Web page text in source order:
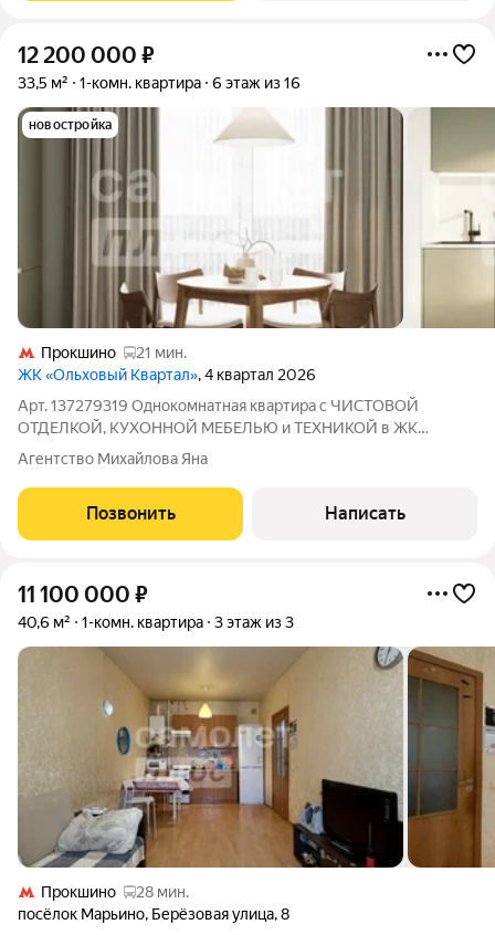
12 200 000 ₽
33,5 м² 1-комн. квартира 6 этаж из 16
новостройка
Прокшино
21 мин.
ЖК «Ольховый Квартал», 4 квартал 2026
Арт. 137279319 Однокомнатная квартира с ЧИСТОВОЙ
ОТДЕЛКОЙ, КУХОННОЙ МЕБЕЛЬЮ и ТЕХНИКОЙ в ЖК
"Ольховый квартал" заезжайте и живите сразу после
Агентство Михайлова Яна
Позвонить Написать
11 100 000 ₽
40,6 м² 1-комн. квартира 3 этаж из 3
Прокшино
28 мин.
посёлок Марьино, Берёзовая улица,8